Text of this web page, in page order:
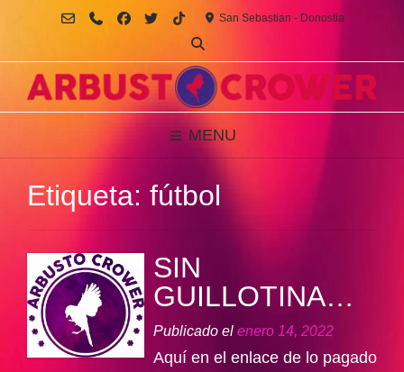
contenido
San Sebastian - Donostia
MENU
Etiqueta: fútbol
SIN
GUILLOTINA…
Publicado el enero 14, 2022
Aquí en el enlace de lo pagado